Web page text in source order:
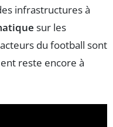
infrastructures à
sur les
du football sont
reste encore à